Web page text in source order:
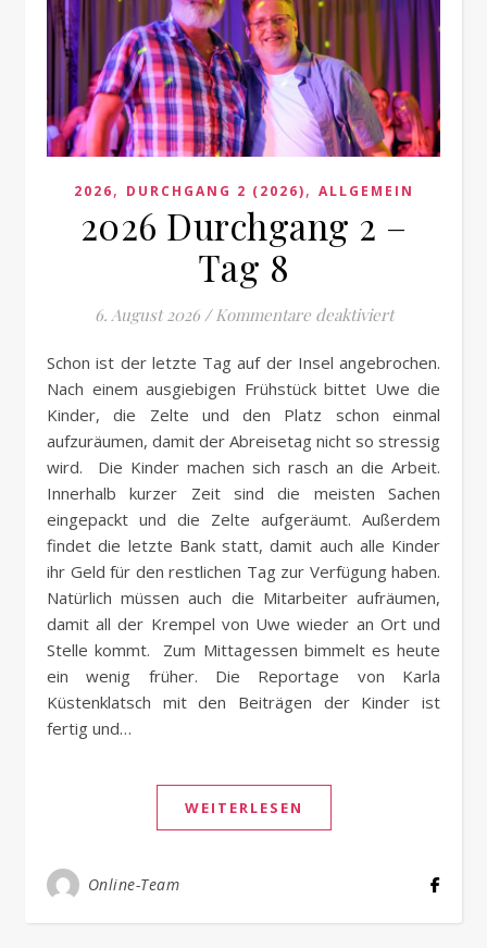
2026, DURCHGANG 2 (2026), ALLGEMEIN
2026 Durchgang 2 –
Tag 8
6. August 2026 / Kommentare deaktiviertfür 2026
Schon ist der letzte Tag auf der Insel angebrochen.
Nach einem ausgiebigen Frühstück bittet Uwe die
Kinder, die Zelte und den Platz schon einmal
aufzuräumen, damit der Abreisetag nicht so stressig
wird. Die Kinder machen sich rasch an die Arbeit.
Innerhalb kurzer Zeit sind die meisten Sachen
eingepackt und die Zelte aufgeräumt. Außerdem
findet die letzte Bank statt, damit auch alle Kinder
ihr Geld für den restlichen Tag zur Verfügung haben.
Natürlich müssen auch die Mitarbeiter aufräumen,
damit all der Krempel von Uwe wieder an Ort und
Stelle kommt. Zum Mittagessen bimmelt es heute
ein wenig früher. Die Reportage von Karla
Küstenklatsch mit den Beiträgen der Kinder ist
fertig und…
WEITERLESEN
Online-Team